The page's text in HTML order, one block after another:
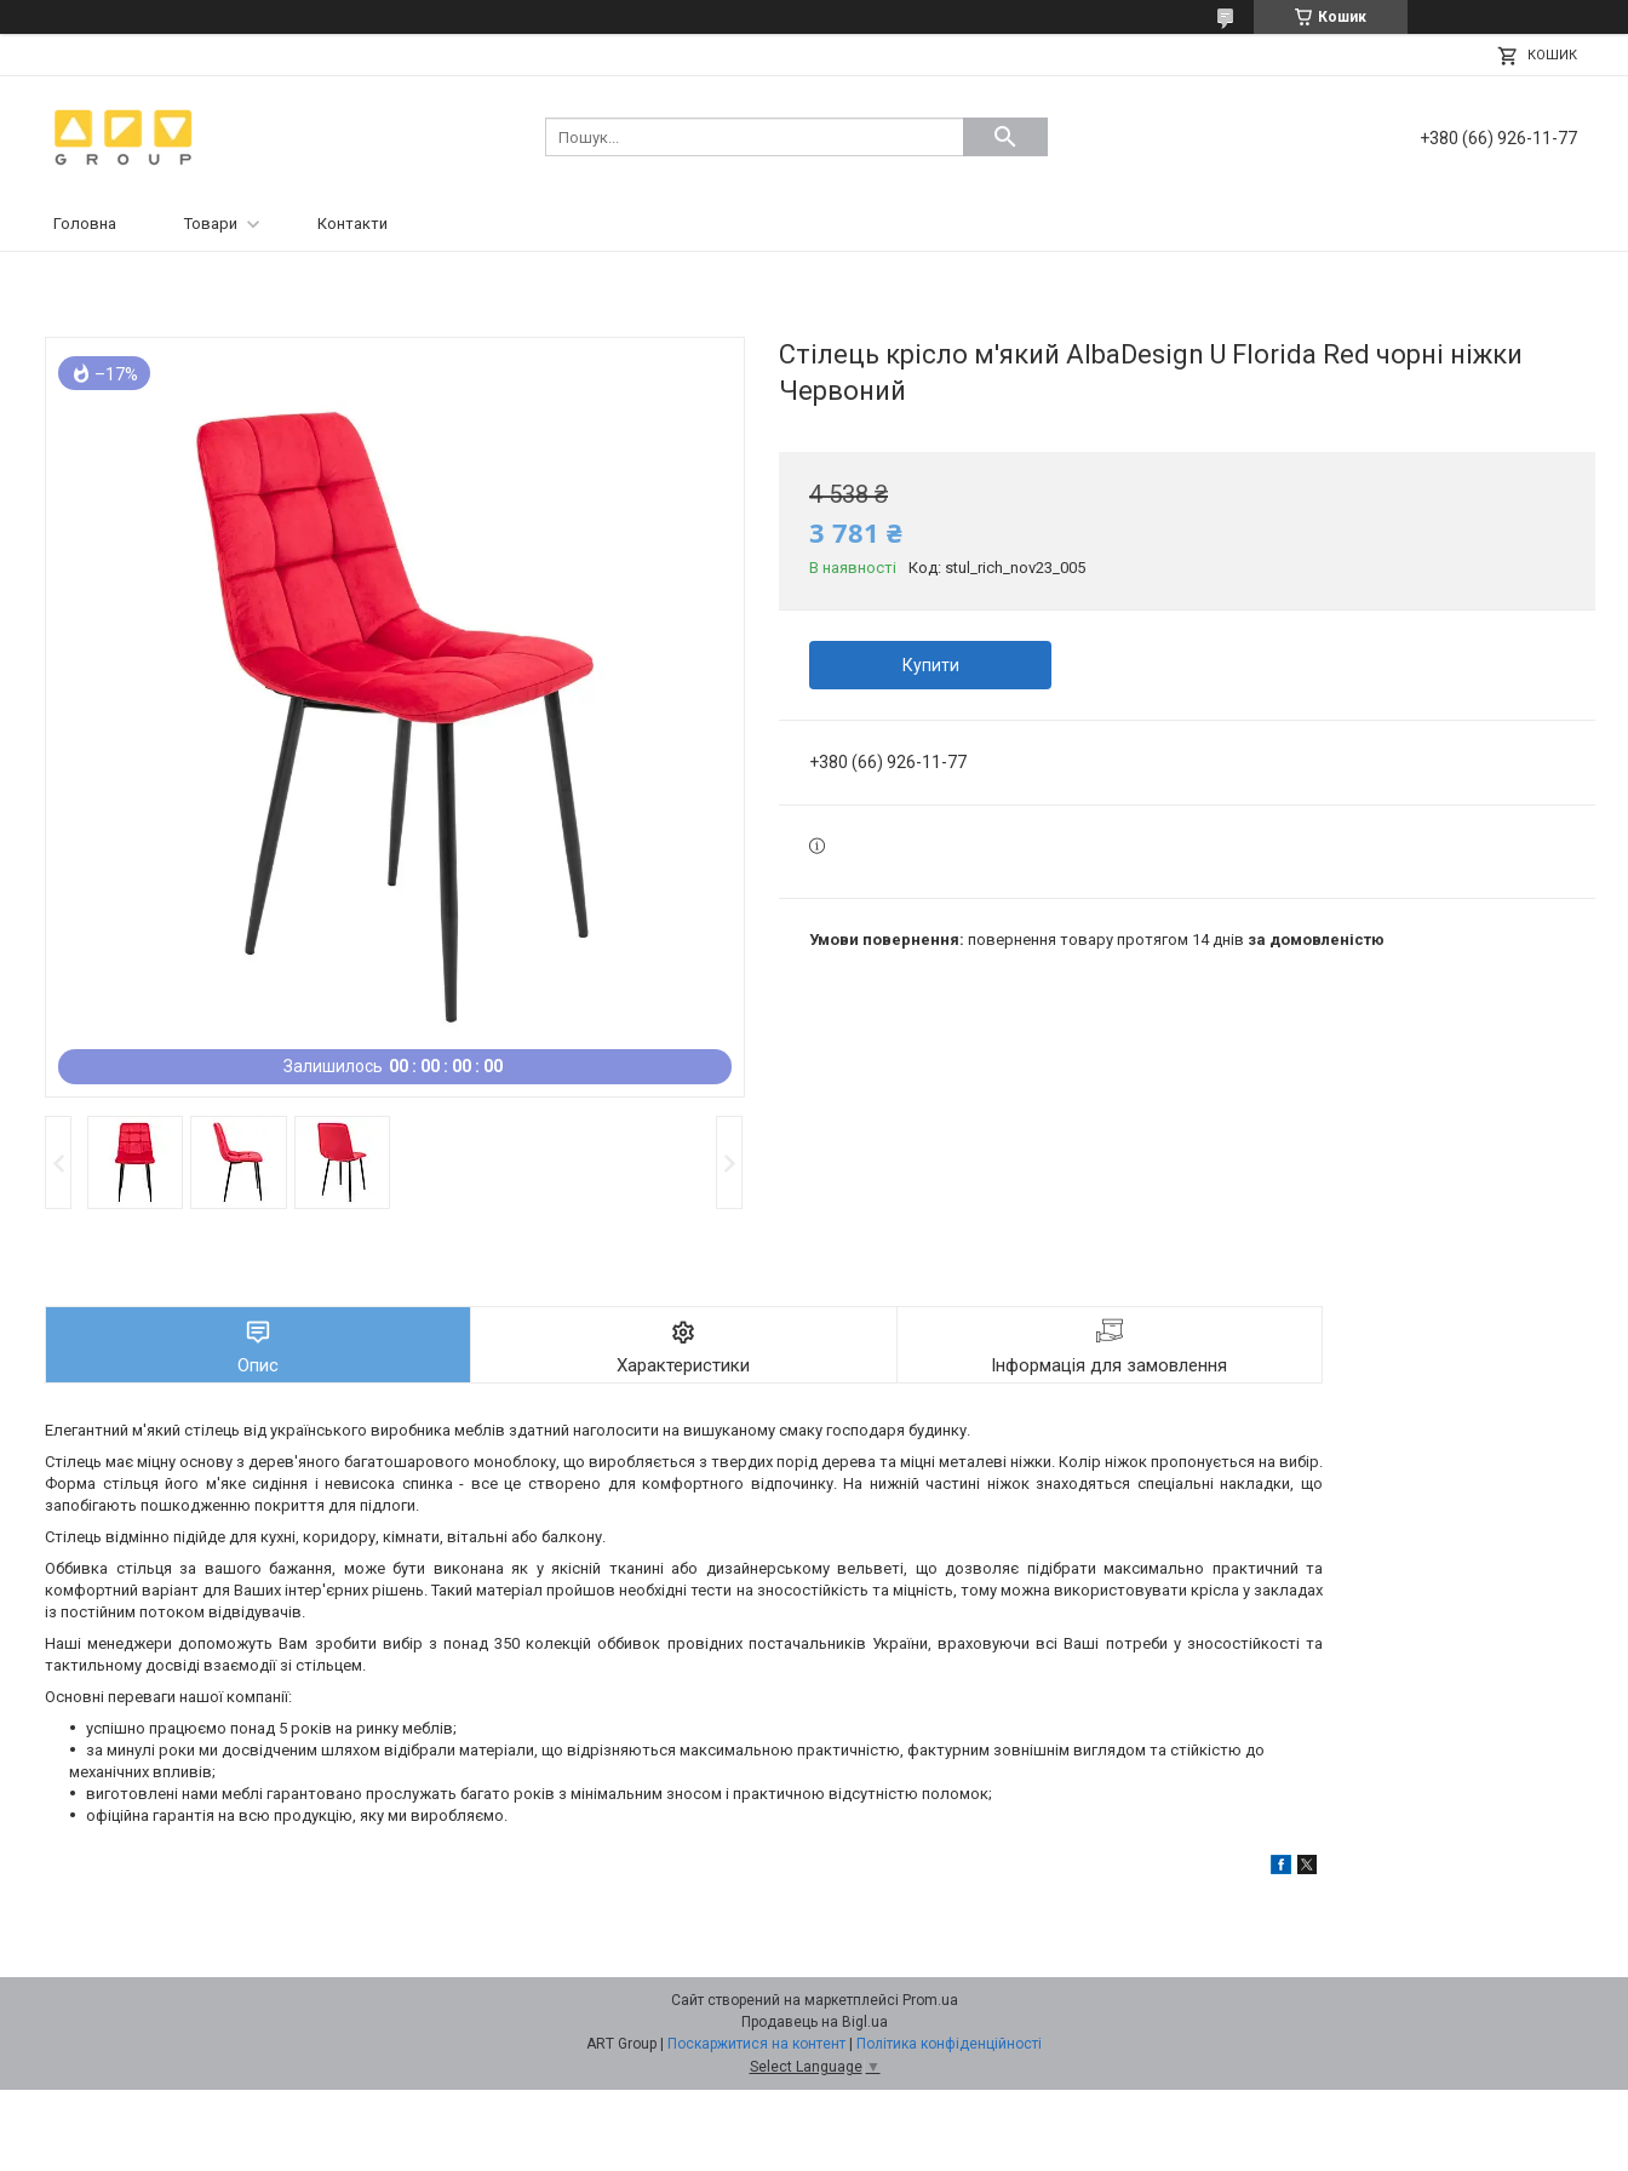
Кошик
КОШИК
+380 (66) 926-11-77
Головна Товари Контакти
Залишилось 00 00 00 00
–17%
Стілець крісло м'який AlbaDesign U Florida Red чорні ніжки
Червоний
4 538 ₴
3 781 ₴
В наявності Код: stul_rich_nov23_005
Купити
+380 (66) 926-11-77
повернення товару протягом 14 днів за домовленістю
Опис Характеристики Інформація для замовлення
Елегантний м'який стілець від українського виробника меблів здатний наголосити на вишуканому смаку господаря будинку.
Стілець має міцну основу з дерев'яного багатошарового моноблоку, що виробляється з твердих порід дерева та міцні металеві ніжки. Колір ніжок пропонується на вибір.
Форма стільця його м'яке сидіння і невисока спинка - все це створено для комфортного відпочинку. На нижній частині ніжок знаходяться спеціальні накладки, що
запобігають пошкодженню покриття для підлоги.
Стілець відмінно підійде для кухні, коридору, кімнати, вітальні або балкону.
Оббивка стільця за вашого бажання, може бути виконана як у якісній тканині або дизайнерському вельветі, що дозволяє підібрати максимально практичний та
комфортний варіант для Ваших інтер'єрних рішень. Такий матеріал пройшов необхідні тести на зносостійкість та міцність, тому можна використовувати крісла у закладах
із постійним потоком відвідувачів.
Наші менеджери допоможуть Вам зробити вибір з понад 350 колекцій оббивок провідних постачальників України, враховуючи всі Ваші потреби у зносостійкості та
тактильному досвіді взаємодії зі стільцем.
Основні переваги нашої компанії:
успішно працюємо понад 5 років на ринку меблів;
за минулі роки ми досвідченим шляхом відібрали матеріали, що відрізняються максимальною практичністю, фактурним зовнішнім виглядом та стійкістю до
механічних впливів;
виготовлені нами меблі гарантовано прослужать багато років з мінімальним зносом і практичною відсутністю поломок;
офіційна гарантія на всю продукцію, яку ми виробляємо.
Сайт створений на маркетплейсі Prom.ua
Продавець на Bigl.ua
Поскаржитися на контент
Політика конфіденційності
Select Language ▼